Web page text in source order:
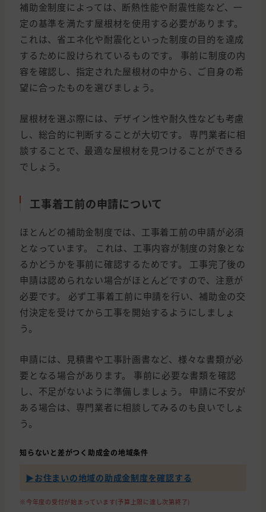
補助金制度によっては、断熱性能や耐震性能など、一
定の基準を満たす屋根材を使用する必要があります。
これは、省エネ化や耐震化といった制度の目的を達成
するために設けられているものです。 事前に制度の内
容を確認し、指定された屋根材の中から、ご自身の希
望に合ったものを選びましょう。
屋根材を選ぶ際には、デザイン性や耐久性なども考慮
し、総合的に判断することが大切です。 専門業者に相
談することで、最適な屋根材を見つけることができる
でしょう。
工事着工前の申請について
ほとんどの補助金制度では、工事着工前の申請が必須
となっています。 これは、工事内容が制度の対象とな
るかどうかを事前に確認するためです。 工事完了後の
申請は認められない場合がほとんどですので、注意が
必要です。 必ず工事着工前に申請を行い、補助金の交
付決定を受けてから工事を開始するようにしましょ
う。
申請には、見積書や工事計画書など、様々な書類が必
要となる場合があります。 事前に必要な書類を確認
し、不足がないように準備しましょう。 申請に不安が
ある場合は、専門業者に相談してみるのも良いでしょ
う。
知らないと差がつく助成金の地域条件
▶︎お住まいの地域の助成金制度を確認する
※今年度の受付が始まっています(予算上限に達し次第終了)